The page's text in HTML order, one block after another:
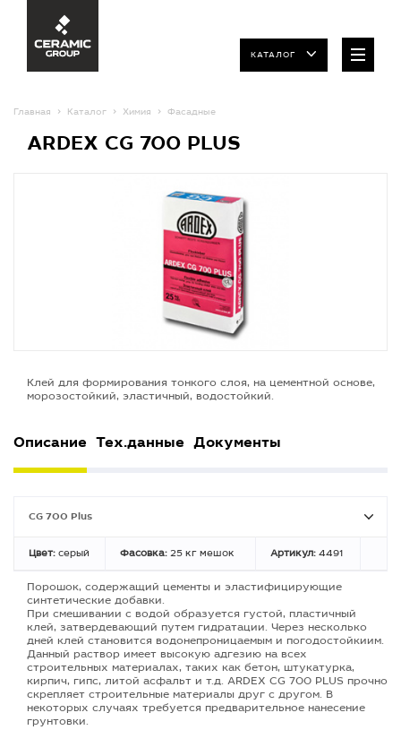
КАТАЛОГ
Главная Каталог Химия Фасадные
ARDEX CG 700 PLUS
Клей для формирования тонкого слоя, на цементной основе,
морозостойкий, эластичный, водостойкий.
Описание Тех.данные Документы
CG 700 Plus
Цвет: серый Фасовка: 25 кг мешок Артикул: 4491
Порошок, содержащий цементы и эластифицирующие
синтетические добавки.
При смешивании с водой образуется густой, пластичный
клей, затвердевающий путем гидратации. Через несколько
дней клей становится водонепроницаемым и погодостойкиим.
Данный раствор имеет высокую адгезию на всех
строительных материалах, таких как бетон, штукатурка,
кирпич, гипс, литой асфальт и т.д. ARDEX CG 700 PLUS прочно
скрепляет строительные материалы друг с другом. В
некоторых случаях требуется предварительное нанесение
грунтовки.